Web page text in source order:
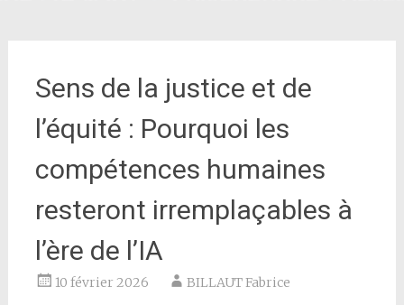
Sens de la justice et de
l’équité : Pourquoi les
compétences humaines
resteront irremplaçables à
l’ère de l’IA
10 février 2026 BILLAUT Fabrice